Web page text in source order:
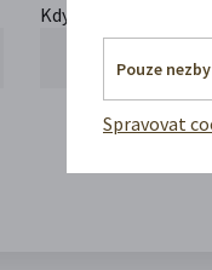
Kdy se vracíte domů?
Pouze
Spravovat